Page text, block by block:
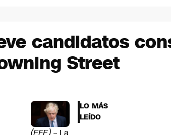
candidatos
Street
(EFE) – La
LO MÁS
LEÍDO